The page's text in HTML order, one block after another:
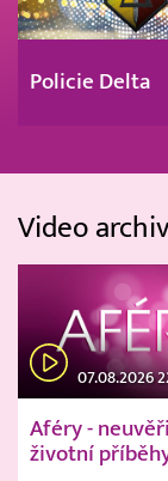
Policie Delta
Video
07.08.2026
Aféry -
životní